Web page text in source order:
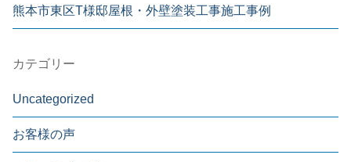
熊本市東区T様邸屋根・外壁塗装工事施工事例
カテゴリー
Uncategorized
お客様の声